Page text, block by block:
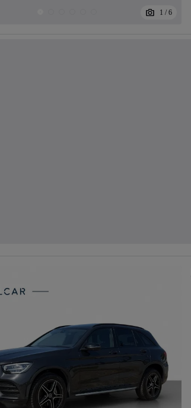
1 / 6